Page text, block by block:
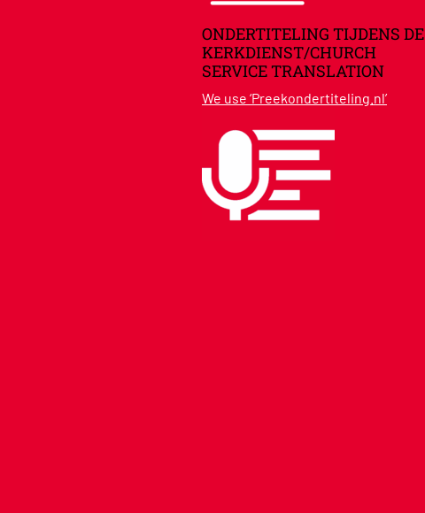
ONDERTITELING TIJDENS DE
KERKDIENST/CHURCH
SERVICE TRANSLATION
We use ‘Preekondertiteling.nl’